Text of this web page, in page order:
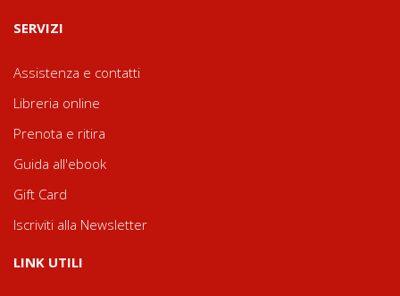
SERVIZI
Assistenza e contatti
Libreria online
Prenota e ritira
Guida all'ebook
Gift Card
Iscriviti alla Newsletter
LINK UTILI